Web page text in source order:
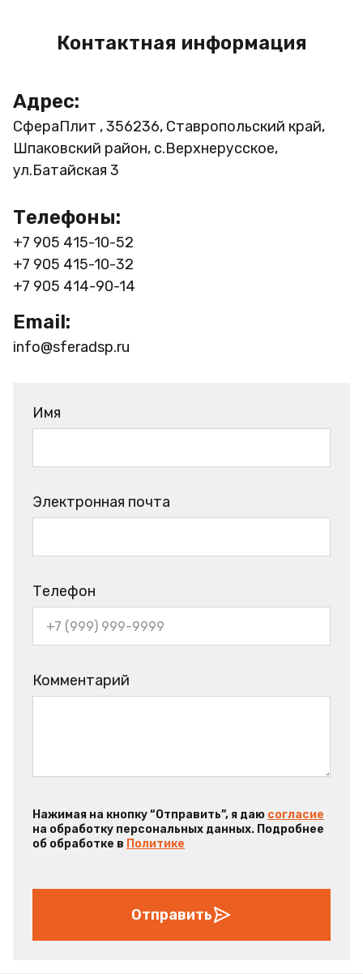
Контактная информация
Адрес:
СфераПлит , 356236, Ставропольский край,
Шпаковский район, с.Верхнерусское,
ул.Батайская 3
Телефоны:
+7 905 415-10-52
+7 905 415-10-32
+7 905 414-90-14
Email:
info@sferadsp.ru
Имя
Электронная почта
Телефон
Комментарий
Нажимая на кнопку “Отправить”, я даю согласие
на обработку персональных данных. Подробнее
об обработке в Политике
Отправить